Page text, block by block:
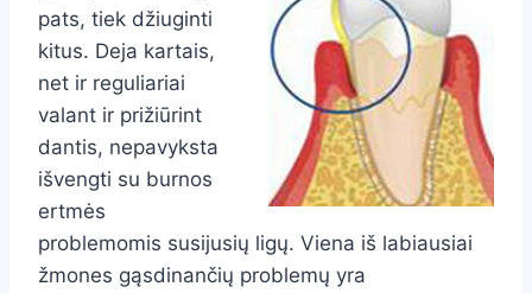
pats, tiek džiuginti
kitus. Deja kartais,
net ir reguliariai
valant ir prižiūrint
dantis, nepavyksta
išvengti su burnos
ertmės
problemomis susijusių ligų. Viena iš labiausiai
žmones gąsdinančių problemų yra